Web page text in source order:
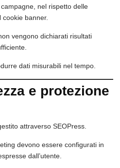
nel rispetto delle
cookie banner.
vengono dichiarati risultati
dati misurabili nel tempo.
e protezione
attraverso SEOPress.
devono essere configurati in
dall’utente.